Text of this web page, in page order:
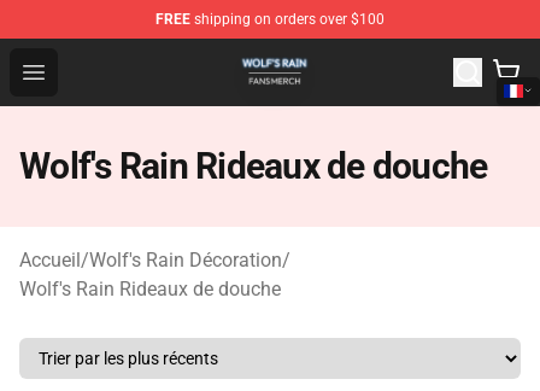
FREE shipping on orders over $100
Open menu
Wolf's Rain Shop - Official Wolf's Rain Merchandise Store
Wolf's Rain Rideaux de douche
Accueil/Wolf's Rain Décoration/
Wolf's Rain Rideaux de douche